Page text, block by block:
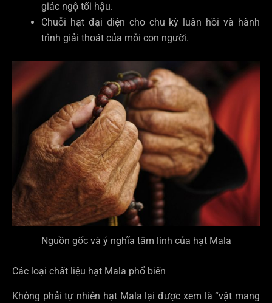
giác ngộ tối hậu.
Chuỗi hạt đại diện cho chu kỳ luân hồi và hành
trình giải thoát của mỗi con người.
Nguồn gốc và ý nghĩa tâm linh của hạt Mala
Các loại chất liệu hạt Mala phổ biến
Không phải tự nhiên hạt Mala lại được xem là “vật mang